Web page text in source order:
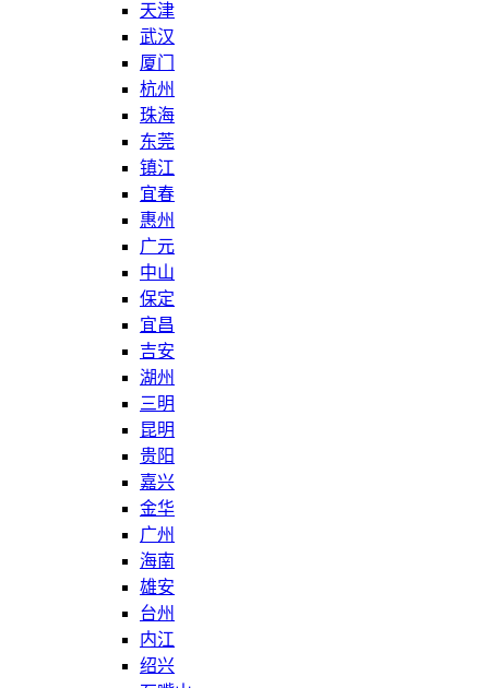
天津
武汉
厦门
杭州
珠海
东莞
镇江
宜春
惠州
广元
中山
保定
宜昌
吉安
湖州
三明
昆明
贵阳
嘉兴
金华
广州
海南
雄安
台州
内江
绍兴